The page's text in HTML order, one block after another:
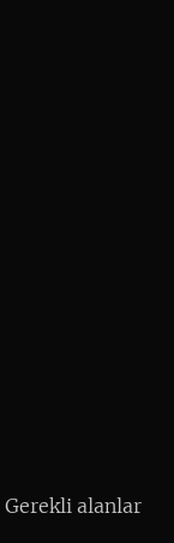
Gerekli alanlar